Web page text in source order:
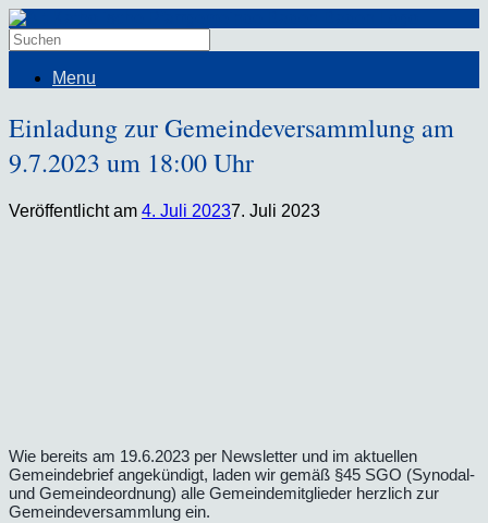
Menu
Einladung zur Gemeindeversammlung am
9.7.2023 um 18:00 Uhr
Veröffentlicht am 4. Juli 20237. Juli 2023
Wie bereits am 19.6.2023 per Newsletter und im aktuellen
Gemeindebrief angekündigt, laden wir gemäß §45 SGO (Synodal-
und Gemeindeordnung) alle Gemeindemitglieder herzlich zur
Gemeindeversammlung ein.